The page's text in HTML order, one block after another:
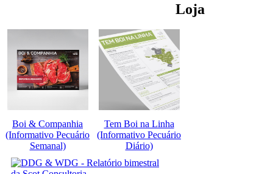
Loja
Boi & Companhia
(Informativo Pecuário
Semanal)
Tem Boi na Linha
(Informativo Pecuário
Diário)